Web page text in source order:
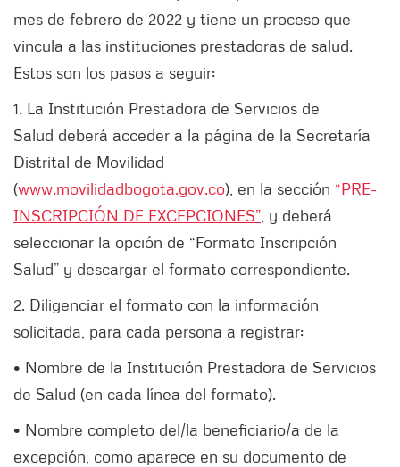
mes de febrero de 2022 y tiene un proceso que
vincula a las instituciones prestadoras de salud.
Estos son los pasos a seguir:
1. La Institución Prestadora de Servicios de
Salud deberá acceder a la página de la Secretaría
Distrital de Movilidad
(www.movilidadbogota.gov.co), en la sección “PRE-
INSCRIPCIÓN DE EXCEPCIONES” , y deberá
seleccionar la opción de “Formato Inscripción
Salud” y descargar el formato correspondiente.
2. Diligenciar el formato con la información
solicitada, para cada persona a registrar:
• Nombre de la Institución Prestadora de Servicios
de Salud (en cada línea del formato).
• Nombre completo del/la beneficiario/a de la
excepción, como aparece en su documento de